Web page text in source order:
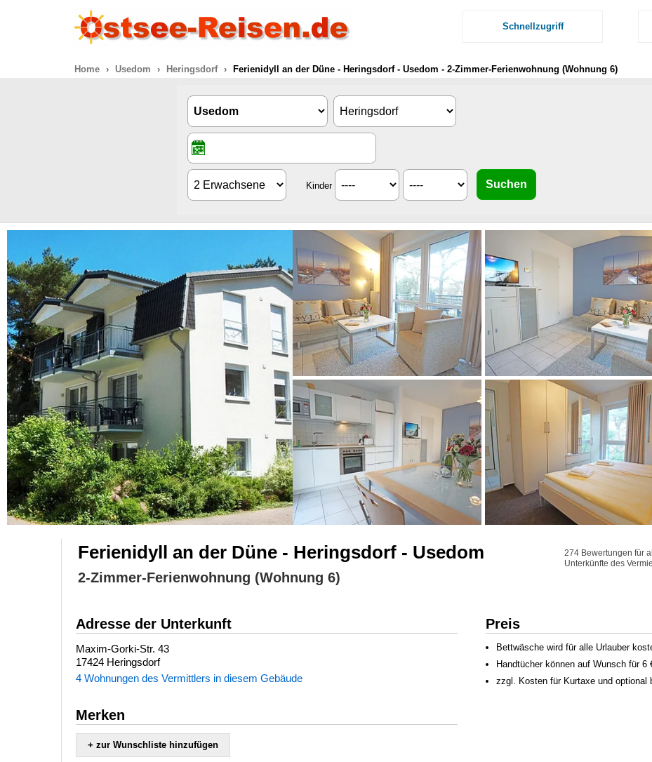
Schnellzugriff
Home Usedom Heringsdorf Ferienidyll an der Düne - Heringsdorf - Usedom - 2-Zimmer-Ferienwohnung (Wohnung 6)
Kinder
Ferienidyll an der Düne - Heringsdorf - Usedom
2-Zimmer-Ferienwohnung (Wohnung 6)
274 Bewertungen für
Unterkünfte des
Adresse der Unterkunft
Maxim-Gorki-Str. 43
17424 Heringsdorf
4 Wohnungen des Vermittlers in diesem Gebäude
Merken
+ zur Wunschliste hinzufügen
Preis
Bettwäsche wird für alle Urlauber
Handtücher können auf Wunsch für 6
zzgl. Kosten für Kurtaxe und optional